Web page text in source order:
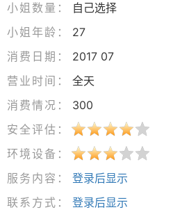
小姐数量：
自己选择
小姐年龄：
27
消费日期：
2017 07
营业时间：
全天
消费情况：
300
安全评估：
环境设备：
服务内容：
登录后显示
联系方式：
登录后显示